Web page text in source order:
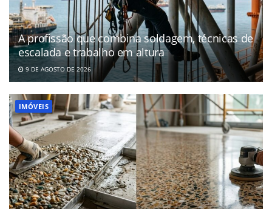
A profissão que combina soldagem, técnicas de
escalada e trabalho em altura
9 DE AGOSTO DE 2026
IMÓVEIS